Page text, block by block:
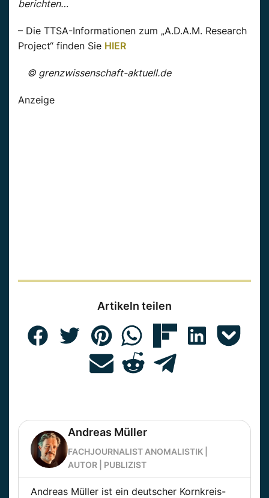
berichten…
– Die TTSA-Informationen zum „A.D.A.M. Research
Project“ finden Sie HIER
© grenzwissenschaft-aktuell.de
Anzeige
Artikeln teilen
Andreas Müller
FACHJOURNALIST ANOMALISTIK |
AUTOR | PUBLIZIST
Andreas Müller ist ein deutscher Kornkreis-